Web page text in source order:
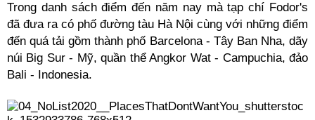
Trong danh sách điểm đến năm nay mà tạp chí Fodor's
đã đưa ra có phố đường tàu Hà Nội cùng với những điểm
đến quá tải gồm thành phố Barcelona - Tây Ban Nha, dãy
núi Big Sur - Mỹ, quần thể Angkor Wat - Campuchia, đảo
Bali - Indonesia.